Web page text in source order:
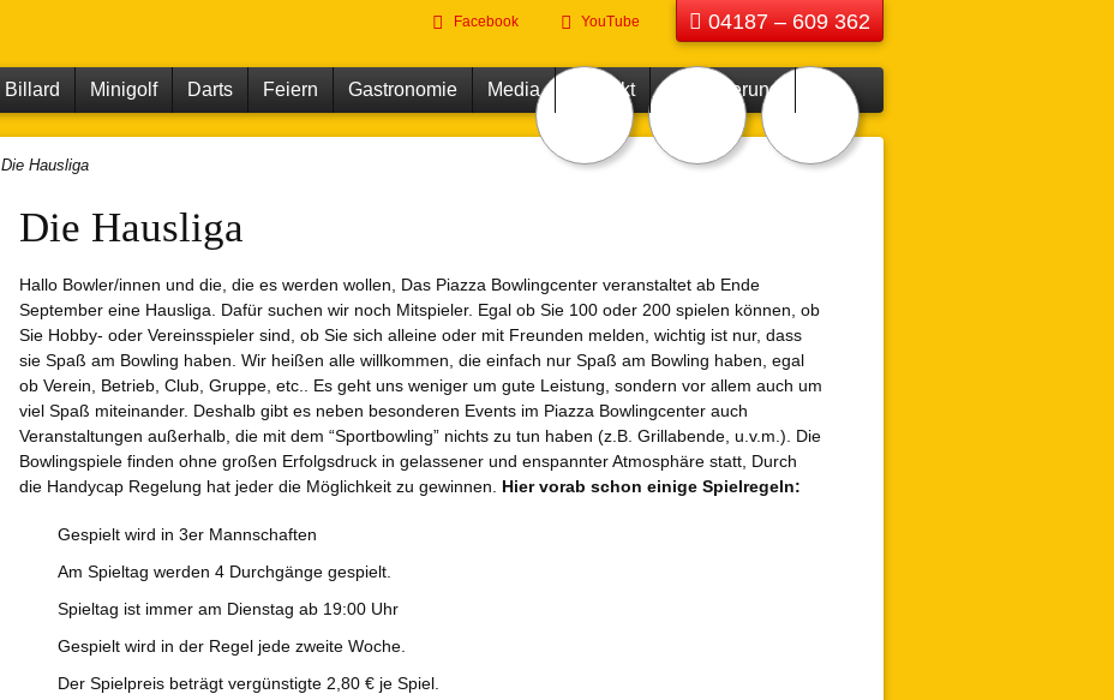
Inhalt
04187 – 609 362
Facebook YouTube
Billard Minigolf Darts Feiern Gastronomie Media Kontakt Reservierung
Die Hausliga
Die Hausliga
Hallo Bowler/innen und die, die es werden wollen, Das Piazza Bowlingcenter veranstaltet ab Ende
September eine Hausliga. Dafür suchen wir noch Mitspieler. Egal ob Sie 100 oder 200 spielen können, ob
Sie Hobby- oder Vereinsspieler sind, ob Sie sich alleine oder mit Freunden melden, wichtig ist nur, dass
sie Spaß am Bowling haben. Wir heißen alle willkommen, die einfach nur Spaß am Bowling haben, egal
ob Verein, Betrieb, Club, Gruppe, etc.. Es geht uns weniger um gute Leistung, sondern vor allem auch um
viel Spaß miteinander. Deshalb gibt es neben besonderen Events im Piazza Bowlingcenter auch
Veranstaltungen außerhalb, die mit dem “Sportbowling” nichts zu tun haben (z.B. Grillabende, u.v.m.). Die
Bowlingspiele finden ohne großen Erfolgsdruck in gelassener und enspannter Atmosphäre statt, Durch
die Handycap Regelung hat jeder die Möglichkeit zu gewinnen. Hier vorab schon einige Spielregeln:
Gespielt wird in 3er Mannschaften
Am Spieltag werden 4 Durchgänge gespielt.
Spieltag ist immer am Dienstag ab 19:00 Uhr
Gespielt wird in der Regel jede zweite Woche.
Der Spielpreis beträgt vergünstigte 2,80 € je Spiel.